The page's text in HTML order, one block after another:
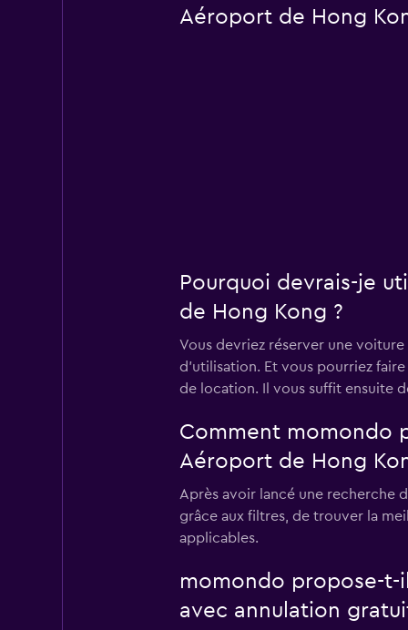
Aéroport de Hong
Pourquoi devrais-je
de Hong Kong ?
Vous devriez réserver une
d'utilisation. Et vous pourriez
de location. Il vous suffit ensuite
Comment momondo
Aéroport de Hong
Après avoir lancé une recherche
grâce aux filtres, de trouver la
applicables.
momondo propose-t-
avec annulation